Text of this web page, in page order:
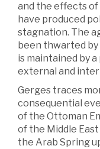
and the effects
have produced
stagnation. The
been thwarted
is maintained by
external and
Gerges traces
consequential
of the Ottoman
of the Middle
the Arab Spring